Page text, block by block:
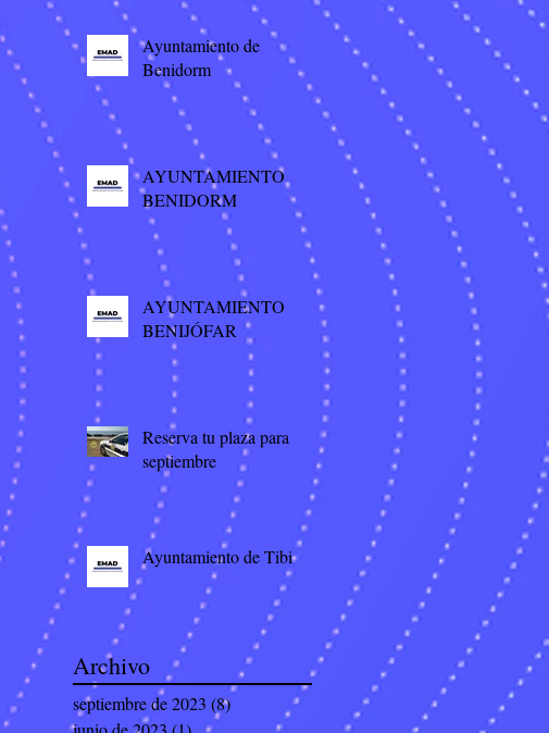
Ayuntamiento de
Benidorm
AYUNTAMIENTO
BENIDORM
AYUNTAMIENTO
BENIJÓFAR
Reserva tu plaza para
septiembre
Ayuntamiento de Tibi
Archivo
septiembre de 2023 (8) 8 entradas